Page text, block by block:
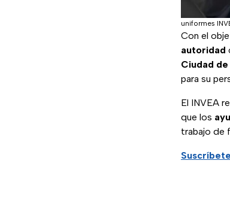
uniformes
Con el
autoridad
Ciudad
para su
El INVEA
que los
trabajo de